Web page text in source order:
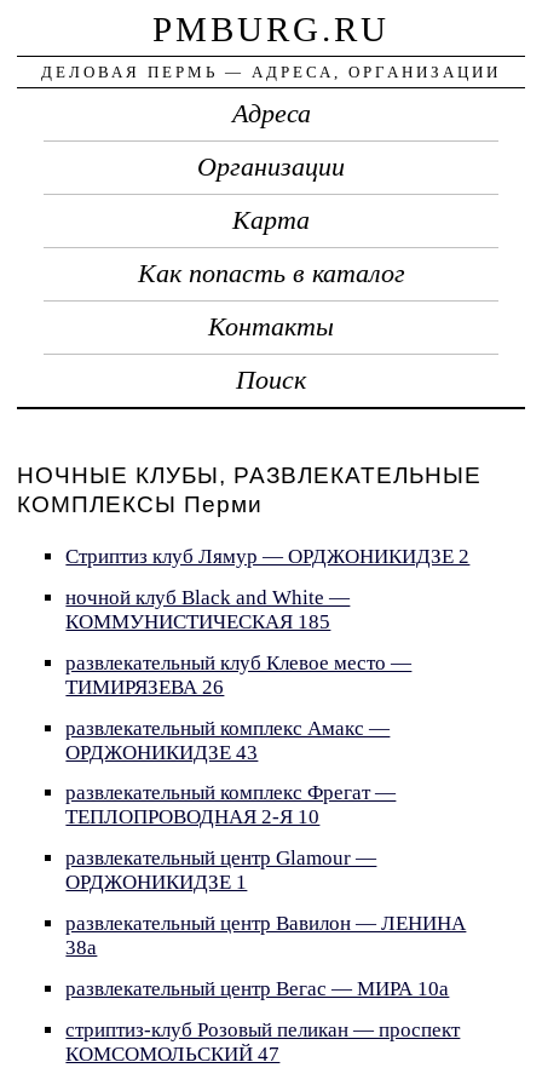
PMBURG.RU
ДЕЛОВАЯ ПЕРМЬ — АДРЕСА, ОРГАНИЗАЦИИ
Адреса
Организации
Карта
Как попасть в каталог
Контакты
Поиск
НОЧНЫЕ КЛУБЫ, РАЗВЛЕКАТЕЛЬНЫЕ
КОМПЛЕКСЫ Перми
Стриптиз клуб Лямур — ОРДЖОНИКИДЗЕ 2
ночной клуб Black and White —
КОММУНИСТИЧЕСКАЯ 185
развлекательный клуб Клевое место —
ТИМИРЯЗЕВА 26
развлекательный комплекс Амакс —
ОРДЖОНИКИДЗЕ 43
развлекательный комплекс Фрегат —
ТЕПЛОПРОВОДНАЯ 2-Я 10
развлекательный центр Glamour —
ОРДЖОНИКИДЗЕ 1
развлекательный центр Вавилон — ЛЕНИНА
38а
развлекательный центр Вегас — МИРА 10а
стриптиз-клуб Розовый пеликан — проспект
КОМСОМОЛЬСКИЙ 47